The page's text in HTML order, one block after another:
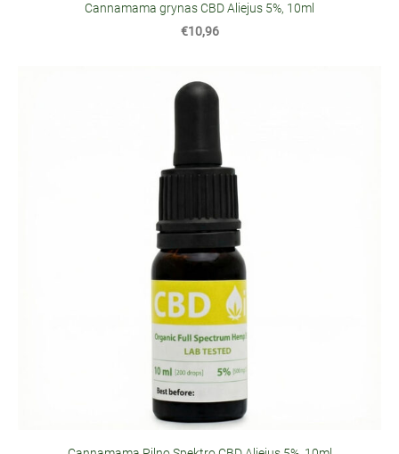
Cannamama grynas CBD Aliejus 5%, 10ml
€10,96